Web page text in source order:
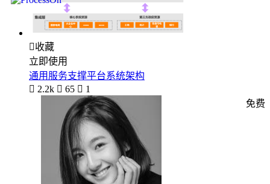
收藏
立即使用
通用服务支撑平台系统架构
 2.2k  65  1
免费